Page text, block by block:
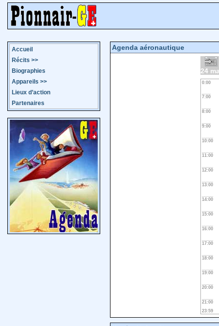
Accueil
Récits >>
Biographies
Appareils >>
Lieux d’action
Partenaires
Agenda aéronautique
24
0:00
7:00
8:00
9:00
10:00
11:00
12:00
13:00
14:00
15:00
16:00
17:00
18:00
19:00
20:00
21:00
23:59